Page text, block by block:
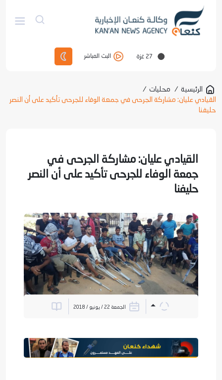
27 غزة البث المباشر
الرئيسية / محليات /
القيادي عليان: مشاركة الجرحى في جمعة الوفاء للجرحى تأكيد على أن النصر
حليفنا
القيادي عليان: مشاركة الجرحى في
جمعة الوفاء للجرحى تأكيد على أن النصر
حليفنا
الجمعة 22 / يونيو / 2018